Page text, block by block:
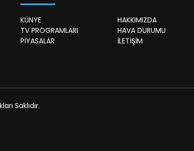
KÜNYE
HAKKIMIZDA
TV PROGRAMLARI
HAVA DURUMU
PİYASALAR
İLETİŞİM
Saklıdır.